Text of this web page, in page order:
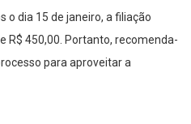
o dia 15 de janeiro, a filiação
R$ 450,00. Portanto, recomenda-
para aproveitar a